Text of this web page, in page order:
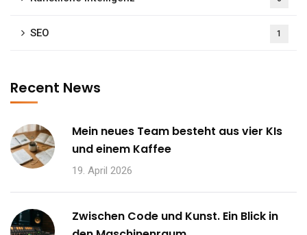
SEO 1
Recent News
Mein neues Team besteht aus vier KIs
und einem Kaffee
19. April 2026
Zwischen Code und Kunst. Ein Blick in